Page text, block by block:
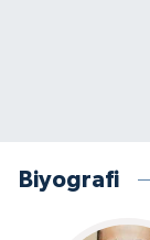
Biyografi